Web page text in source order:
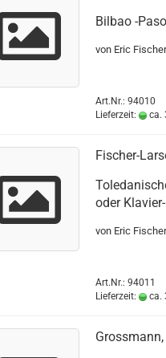
Bilbao -
von Eric
Art.Nr.: 94010
Lieferzeit:
ca.
Fischer-
oder Klavier-
von Eric
Art.Nr.: 94011
Lieferzeit:
ca.